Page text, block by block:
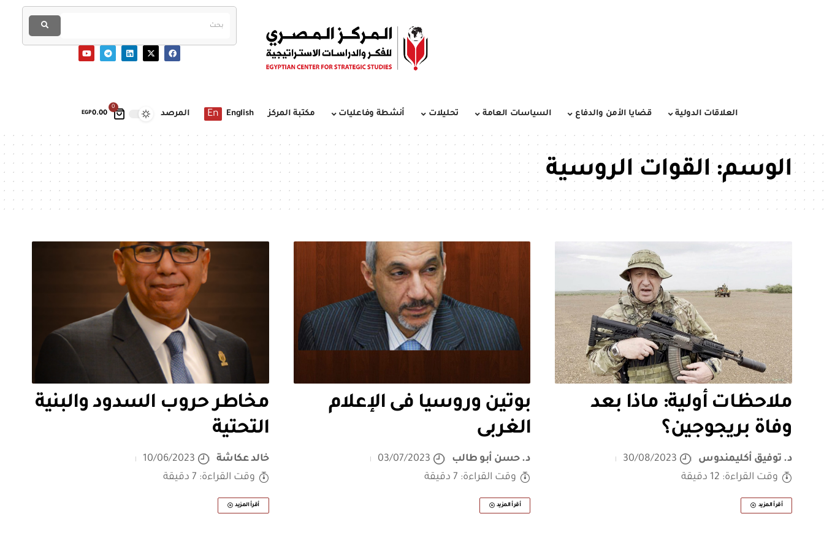
0
EGP0.00 العلاقات الدولية قضايا الأمن والدفاع السياسات العامة تحليلات أنشطة وفاعليات مكتبة المركز English
En المرصد
الوسم:القوات الروسية
ملاحظات أولية: ماذا بعد
وفاة بريجوجين؟
د. توفيق أكليمندوس
30/08/2023
وقت القراءة: 12 دقيقة
أقرأ المزيد
بوتين وروسيا فى الإعلام
الغربى
د. حسن أبو طالب
03/07/2023
وقت القراءة: 7 دقيقة
أقرأ المزيد
مخاطر حروب السدود والبنية
التحتية
خالد عكاشة
10/06/2023
وقت القراءة: 7 دقيقة
أقرأ المزيد